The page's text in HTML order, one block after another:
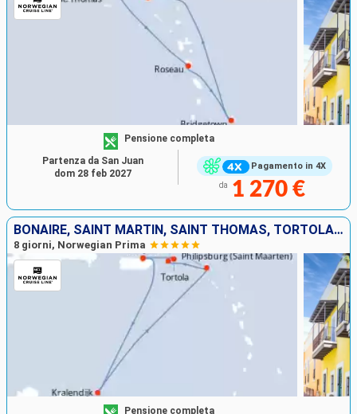
Pagamento in 4X
Pensione completa
da 1 270 €
Partenza da San Juan
dom 28 feb 2027
BONAIRE, SAINT MARTIN, SAINT THOMAS, TORTOLA, PORTORICO
8 giorni, Norwegian Prima
Pensione completa